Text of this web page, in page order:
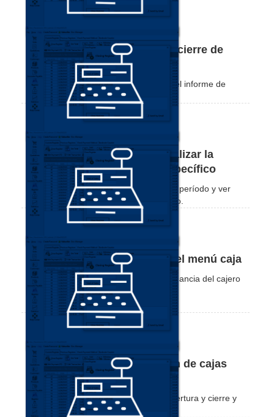
Cómo reenviar el informe de cierre de
caja
En este tutorial aprenderás a reenviar el informe de
cierre de caja de forma correcta.
Cómo totalizar la caja y visualizar la
información de un cliente específico
Vea cómo totalizar cajas anteriores por período y ver
transacciones para un cliente específico.
Cómo ver las ganancias por el menú caja
¡Vea lo práctico que es visualizar la ganancia del cajero
actual en Nex!
Cómo cambiar la información de cajas
anteriores
Vea cómo cambiar la fecha/hora de apertura y cierre y
el saldo final de cajas anteriores.